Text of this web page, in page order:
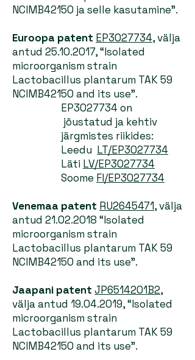
NCIMB42150 ja selle kasutamine”.
Euroopa patent EP3027734, välja
antud 25.10.2017, “Isolated
microorganism strain
Lactobacillus plantarum TAK 59
NCIMB42150 and its use”.
EP3027734 on
jõustatud ja kehtiv
järgmistes riikides:
Leedu LT/EP3027734
Läti LV/EP3027734
Soome FI/EP3027734
Venemaa patent RU2645471, välja
antud 21.02.2018 “Isolated
microorganism strain
Lactobacillus plantarum TAK 59
NCIMB42150 and its use”.
Jaapani patent JP6514201B2,
välja antud 19.04.2019, “Isolated
microorganism strain
Lactobacillus plantarum TAK 59
NCIMB42150 and its use”.